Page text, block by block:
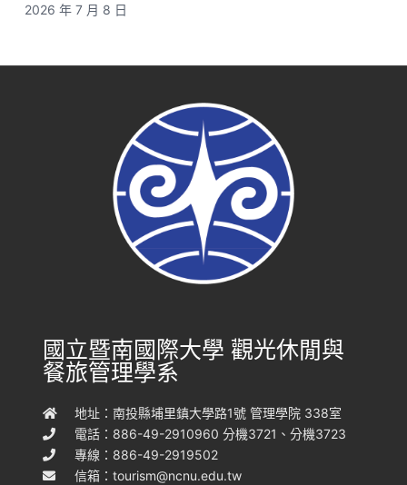
2026 年 7 月 8 日
國立暨南國際大學 觀光休閒與
餐旅管理學系
地址：南投縣埔里鎮大學路1號 管理學院 338室
電話：886-49-2910960 分機3721、分機3723
專線：886-49-2919502
信箱：tourism@ncnu.edu.tw